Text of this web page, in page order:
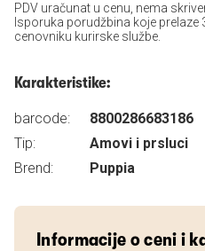
PDV uračunat u cenu, nema
Isporuka porudžbina koje
cenovniku kurirske službe.
Karakteristike:
barcode:
8800286683186
Tip:
Amovi i prsluci
Brend:
Puppia
Informacije o ceni i